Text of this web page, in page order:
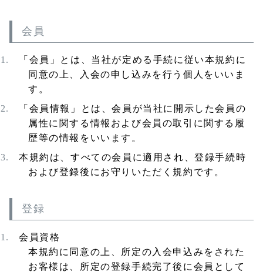
会員
「会員」とは、当社が定める手続に従い本規約に
同意の上、入会の申し込みを行う個人をいいま
す。
「会員情報」とは、会員が当社に開示した会員の
属性に関する情報および会員の取引に関する履
歴等の情報をいいます。
本規約は、すべての会員に適用され、登録手続時
および登録後にお守りいただく規約です。
登録
会員資格
本規約に同意の上、所定の入会申込みをされた
お客様は、所定の登録手続完了後に会員として